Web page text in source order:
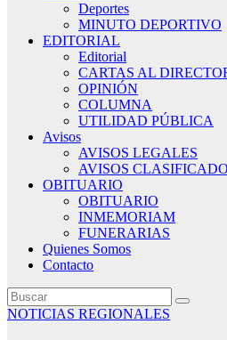
Deportes
MINUTO DEPORTIVO
EDITORIAL
Editorial
CARTAS AL
OPINIÓN
COLUMNA
UTILIDAD PÚBLICA
Avisos
AVISOS LEGALES
AVISOS
OBITUARIO
OBITUARIO
INMEMORIAM
FUNERARIAS
Quienes Somos
Contacto
NOTICIAS REGIONALES